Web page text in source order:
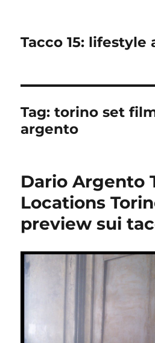
Tacco 15: lifestyle
Tag:torino set
argento
Dario Argento
Locations
preview sui